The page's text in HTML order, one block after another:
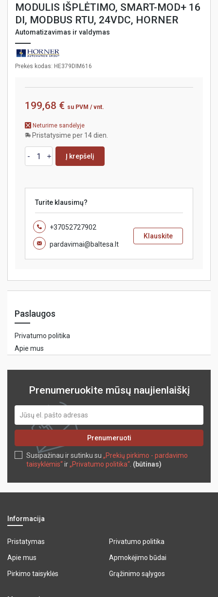
MODULIS IŠPLĖTIMO, SMART-MOD+ 16
DI, MODBUS RTU, 24VDC, HORNER
Automatizavimas ir valdymas
Prekės kodas: HE379DIM616
199,68 € su PVM / vnt.
Neturime sandėlyje
Pristatysime per 14 dien.
Į krepšelį
Turite klausimų?
+37052727902
pardavimai@baltesa.lt
Klauskite
Paslaugos
Privatumo politika
Apie mus
Prenumeruokite mūsų naujienlaiškį
Prenumeruoti
Susipažinau ir sutinku su „Prekių pirkimo - pardavimo
taisyklėmis“ir„Privatumo politika“. (būtinas)
Informacija
Pristatymas Privatumo politika
Apie mus Apmokėjimo būdai
Pirkimo taisyklės Grąžinimo sąlygos